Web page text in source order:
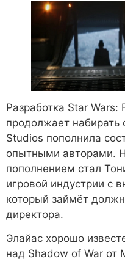
Разработка Star
продолжает набирать
Studios пополнила
опытными авторами.
пополнением стал
игровой индустрии с
который займёт
директора.
Элайас хорошо
над Shadow of War от